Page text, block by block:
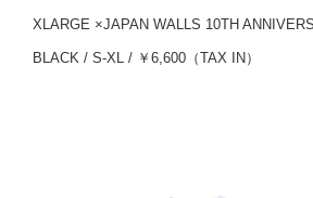
XLARGE ×JAPAN WALLS 10TH
BLACK / S-XL / ￥6,600（TAX IN）